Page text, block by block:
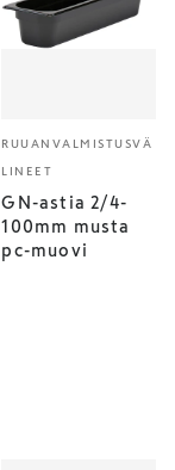
RUUANVALMISTUSVÄ
LINEET
GN-astia 2/4-
100mm musta
pc-muovi